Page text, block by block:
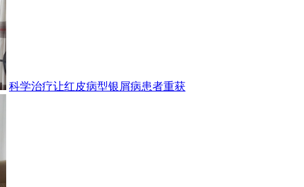
科学治疗让红皮病型银屑病患者重获